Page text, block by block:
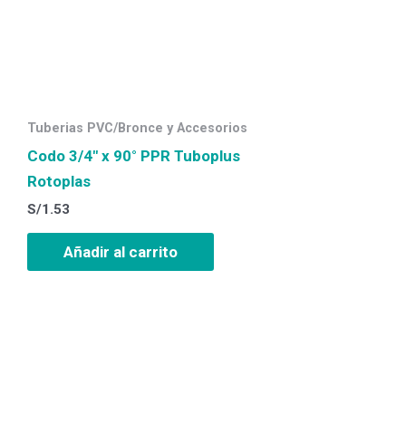
Tuberias PVC/Bronce y Accesorios
Codo 3/4″ x 90° PPR Tuboplus
Rotoplas
S/1.53
Añadir al carrito